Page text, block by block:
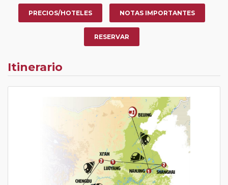
PRECIOS/HOTELES NOTAS IMPORTANTES
RESERVAR
Itinerario